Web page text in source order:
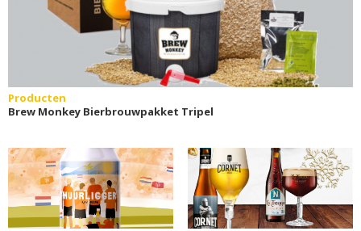
Producten
Brew Monkey Bierbrouwpakket Tripel